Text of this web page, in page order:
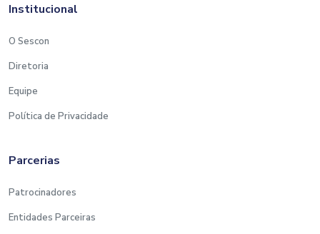
Institucional
O Sescon
Diretoria
Equipe
Política de Privacidade
Parcerias
Patrocinadores
Entidades Parceiras